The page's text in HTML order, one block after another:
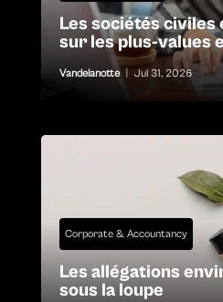
Les sociétés civiles
sur les plus-values
Vandelanotte Jul 31, 2026
Corporate & Accountancy
Les allégations
sous la loupe